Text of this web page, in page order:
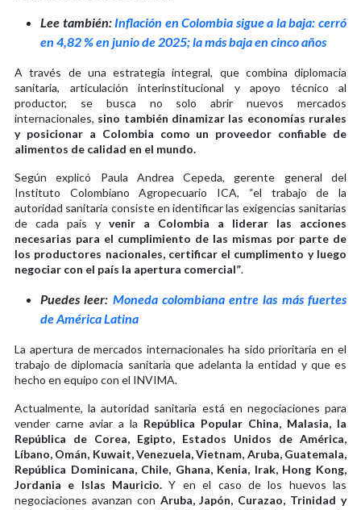
Lee también: Inflación en Colombia sigue a la baja: cerró
en 4,82 % en junio de 2025; la más baja en cinco años
A través de una estrategia integral, que combina diplomacia
sanitaria, articulación interinstitucional y apoyo técnico al
productor, se busca no solo abrir nuevos mercados
internacionales, sino también dinamizar las economías rurales
y posicionar a Colombia como un proveedor confiable de
alimentos de calidad en el mundo.
Según explicó Paula Andrea Cepeda, gerente general del
Instituto Colombiano Agropecuario ICA, “el trabajo de la
autoridad sanitaria consiste en identificar las exigencias sanitarias
de cada país y venir a Colombia a liderar las acciones
necesarias para el cumplimiento de las mismas por parte de
los productores nacionales, certificar el cumplimento y luego
negociar con el país la apertura comercial”.
Puedes leer: Moneda colombiana entre las más fuertes
de América Latina
La apertura de mercados internacionales ha sido prioritaria en el
trabajo de diplomacia sanitaria que adelanta la entidad y que es
hecho en equipo con el INVIMA.
Actualmente, la autoridad sanitaria está en negociaciones para
vender carne aviar a la República Popular China, Malasia, la
República de Corea, Egipto, Estados Unidos de América,
Líbano, Omán, Kuwait, Venezuela, Vietnam, Aruba, Guatemala,
República Dominicana, Chile, Ghana, Kenia, Irak, Hong Kong,
Jordania e Islas Mauricio.Y en el caso de los huevos las
negociaciones avanzan con Aruba, Japón, Curazao, Trinidad y